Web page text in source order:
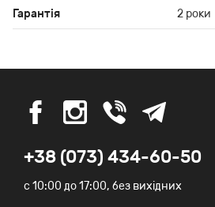
Гарантія 2 роки
+38 (073) 434-60-50
c 10:00 до 17:00, без вихідних